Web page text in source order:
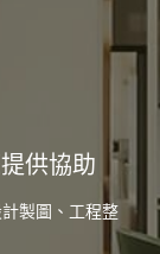
供協助
製圖、工程整